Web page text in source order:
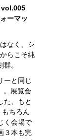
vol.005
ーマッ
なく、シ
らこそ純
。
ーと同じ
。展覧会
た、もと
ちろん
く会場で
３本も完